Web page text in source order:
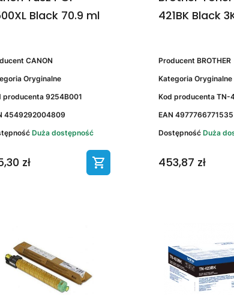
Black 70.9 ml
CANON
Oryginalne
producenta9254B001
4549292004809
Duża dostępność
zł
421BK Black
Producent BROTHER
Kategoria Oryginalne
Kod producenta TN-
EAN 4977766771535
Dostępność Duża
453,87 zł